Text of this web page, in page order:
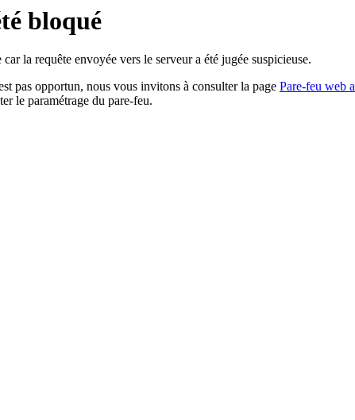
bloqué
la requête envoyée vers le serveur a été jugée suspicieuse.
pas opportun, nous vous invitons à consulter la page Pare-feu web
le paramétrage du pare-feu.